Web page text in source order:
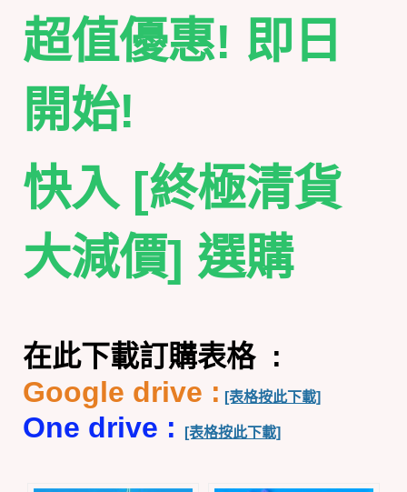
超值優惠! 即日
開始!
快入 [終極清貨
大減價] 選購
在此下載訂購表格 :
Google drive : [表格按此下載]
One drive : [表格按此下載]